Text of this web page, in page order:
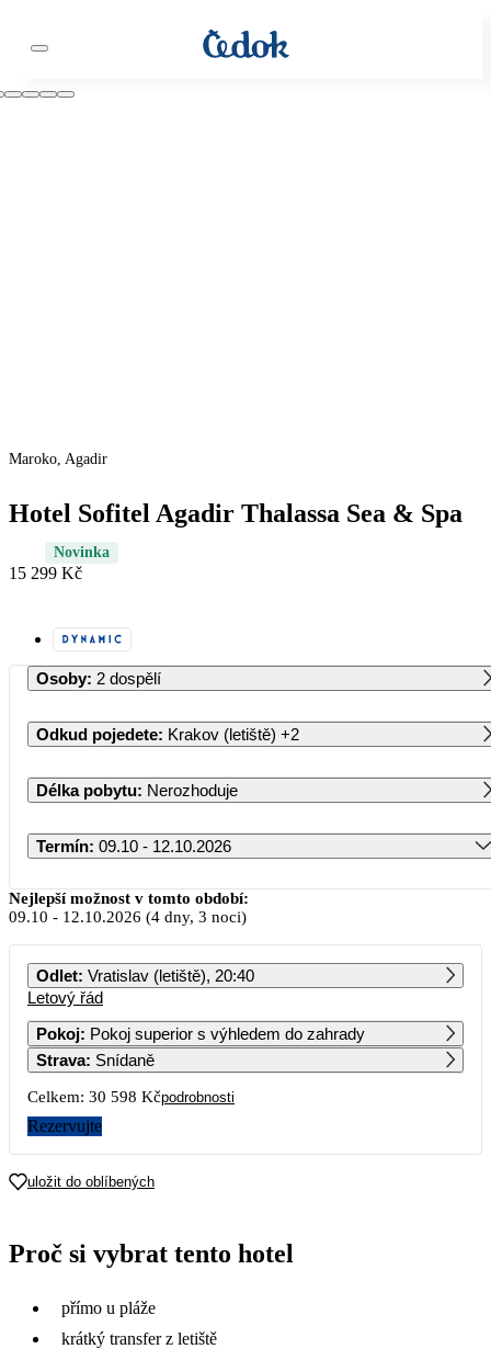
Maroko, Agadir
Hotel Sofitel Agadir Thalassa Sea & Spa
Novinka
15 299 Kč
Osoby: 2 dospělí
Odkud pojedete: Krakov (letiště) +2
Délka pobytu: Nerozhoduje
Termín: 09.10 - 12.10.2026
Říjen 2026
PO ÚT ST ČT PÁ SO NE
16 529 16 379
5
19
Nejlepší možnost v tomto období:
09.10 - 12.10.2026 (4 dny, 3 noci)
Odlet: Vratislav (letiště), 20:40
Letový řád
Pokoj:
Pokoj superior s výhledem do zahrady
Strava: Snídaně
Celkem: 30 598 Kčpodrobnosti
Rezervujte
uložit do oblíbených
Proč si vybrat tento hotel
přímo u pláže
krátký transfer z letiště